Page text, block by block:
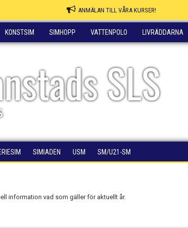
ANMÄLAN TILL VÅRA KURSER!
KONSTSIM SIMHOPP VATTENPOLO LIVRÄDDARNA
SLS
SIMIADEN USM SM/U21-SM
information vad som gäller för aktuellt år.